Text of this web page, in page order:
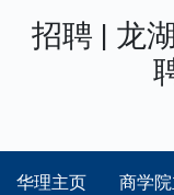
招聘 | 龙
华理主页 商学